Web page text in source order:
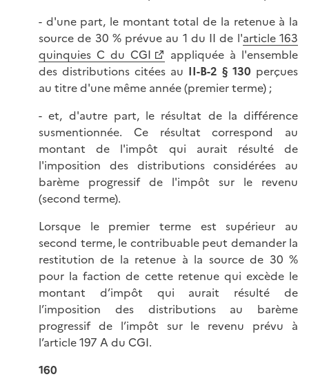
- d'une part, le montant total de la retenue à la
source de 30 % prévue au 1 du II de l'article 163
quinquies C du CGI
appliquée à l'ensemble
des distributions citées au II-B-2 § 130 perçues
au titre d'une même année (premier terme) ;
- et, d'autre part, le résultat de la différence
susmentionnée. Ce résultat correspond au
montant de l'impôt qui aurait résulté de
l'imposition des distributions considérées au
barème progressif de l'impôt sur le revenu
(second terme).
Lorsque le premier terme est supérieur au
second terme, le contribuable peut demander la
restitution de la retenue à la source de 30 %
pour la faction de cette retenue qui excède le
montant d’impôt qui aurait résulté de
l’imposition des distributions au barème
progressif de l’impôt sur le revenu prévu à
l’article 197 A du CGI.
160